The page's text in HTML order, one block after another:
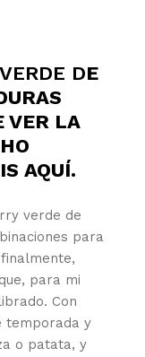
DE
VER LA
AQUÍ.
verde de
para
para mi
Con
temporada y
o patata, y